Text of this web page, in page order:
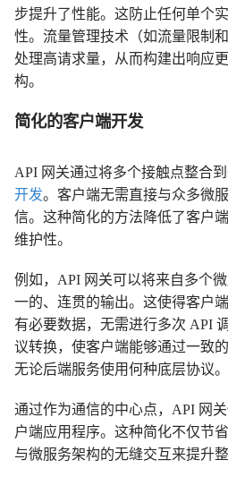
步提升了性能。这防止任何单个
性。流量管理技术（如流量限制
处理高请求量，从而构建出响应
构。
简化的客户端开发
API 网关通过将多个接触点整合
开发。客户端无需直接与众多微
信。这种简化的方法降低了客户
维护性。
例如，API 网关可以将来自多个
一的、连贯的输出。这使得客户
有必要数据，无需进行多次 API
议转换，使客户端能够通过一致
无论后端服务使用何种底层协议。
通过作为通信的中心点，API 网
户端应用程序。这种简化不仅节
与微服务架构的无缝交互来提升整